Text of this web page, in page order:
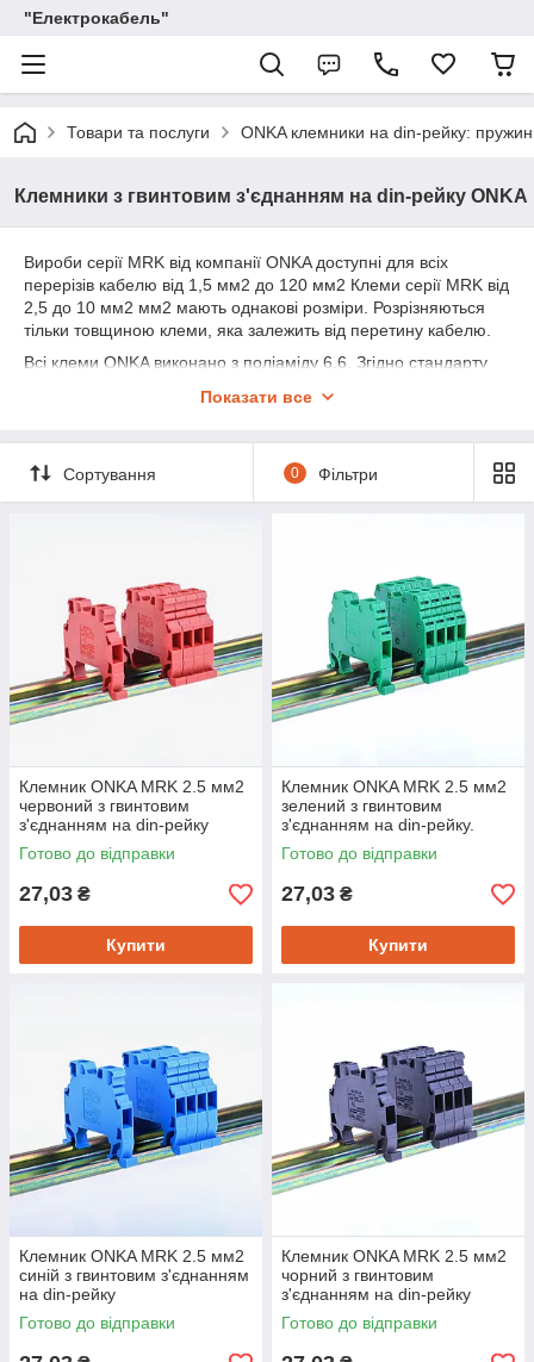
"Електрокабель"
Товари та послуги ONKA клемники на din-рейку:
Клемники з гвинтовим з'єднанням на din-рейку ONKA
Вироби серії MRK від компанії ONKA доступні для всіх
перерізів кабелю від 1,5 мм2 до 120 мм2 Клеми серії MRK від
2,5 до 10 мм2 мм2 мають однакові розміри. Розрізняються
тільки товщиною клеми, яка залежить від перетину кабелю.
Всі клеми ONKA виконано з поліаміду 6.6. Згідно стандарту
застосовуються ізольовані перемички. Слідом за
заземлюючими клемниками 4 і 10 мм2, було розпочато
виробництво заземлюючих клем 16 і 35 мм2.
гнізд, можна проводити замір шляхом введення штекерів
вимірювальних приладів у тестові гнізда.
Так як в даній вимірювальної клемі велику кількість рухомих
елементів, клеми від компанії ONKA повністю закриті, і це є
відмінною рисою даної продукції і підвищує її значущість. На
прикладі клем від інших виробників з однією відкритою
Показати все
Сортування 0 Фільтри
Клемник ONKA MRK 2.5 мм2
червоний з гвинтовим
з'єднанням на din-рейку
Готово до відправки
27,03 ₴
Купити
Клемник ONKA MRK 2.5 мм2
зелений з гвинтовим
з'єднанням на din-рейку.
Готово до відправки
27,03 ₴
Купити
Клемник ONKA MRK 2.5 мм2
синій з гвинтовим з'єднанням
на din-рейку
Готово до відправки
Клемник ONKA MRK 2.5 мм2
чорний з гвинтовим
з'єднанням на din-рейку
Готово до відправки